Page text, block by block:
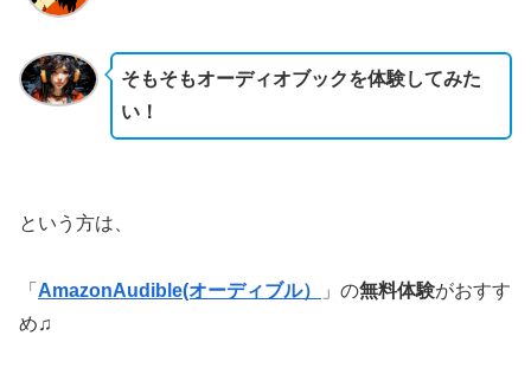
そもそもオーディオブックを体験してみた
い！
という方は、
「 AmazonAudible(オーディブル） 」の無料体験がおすす
め♫